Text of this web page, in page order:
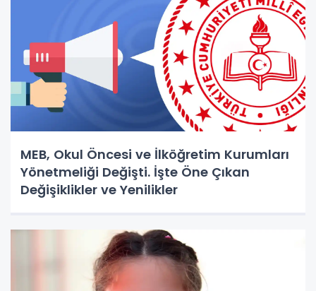
MEB, Okul Öncesi ve İlköğretim Kurumları
Yönetmeliği Değişti. İşte Öne Çıkan
Değişiklikler ve Yenilikler